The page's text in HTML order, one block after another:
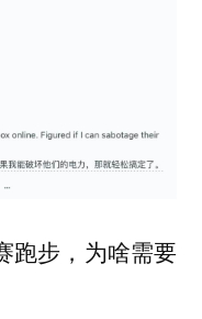
跑步，为啥需要